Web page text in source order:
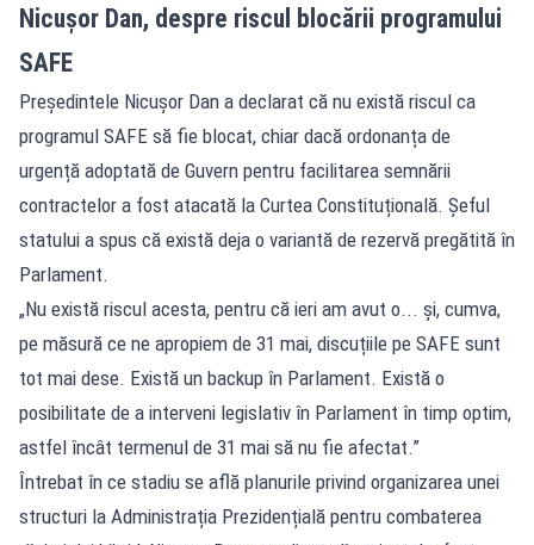
Nicușor Dan, despre riscul blocării programului
SAFE
Președintele Nicușor Dan a declarat că nu există riscul ca
programul SAFE să fie blocat, chiar dacă ordonanța de
urgență adoptată de Guvern pentru facilitarea semnării
contractelor a fost atacată la Curtea Constituțională. Șeful
statului a spus că există deja o variantă de rezervă pregătită în
Parlament.
„Nu există riscul acesta, pentru că ieri am avut o... și, cumva,
pe măsură ce ne apropiem de 31 mai, discuțiile pe SAFE sunt
tot mai dese. Există un backup în Parlament. Există o
posibilitate de a interveni legislativ în Parlament în timp optim,
astfel încât termenul de 31 mai să nu fie afectat.”
Întrebat în ce stadiu se află planurile privind organizarea unei
structuri la Administrația Prezidențială pentru combaterea